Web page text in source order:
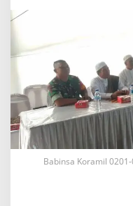
0
1
-
0
/
M
Babinsa Koramil